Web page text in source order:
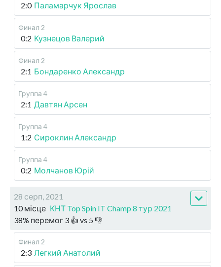
2:0 Паламарчук Ярослав
Финал 2
0:2 Кузнецов Валерий
Финал 2
2:1 Бондаренко Александр
Группа 4
2:1 Давтян Арсен
Группа 4
1:2 Сироклин Александр
Группа 4
0:2 Молчанов Юрій
28 серп, 2021
10 місце КНТ Top Spin IT Champ 8 тур 2021
38% перемог 3 👍 vs 5 👎
Финал 2
2:3 Легкий Анатолий